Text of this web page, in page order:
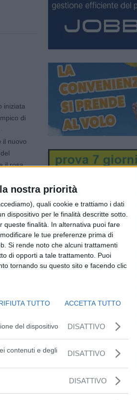
nostra priorità
quali cookie e trattiamo i dati
dispositivo per le finalità descritte sotto.
queste finalità. In alternativa puoi fare
le tue preferenze prima di
Si rende noto che alcuni trattamenti
di opporti a tale trattamento. Puoi
tornando su questo sito e facendo clic
TUTTO ACCETTA TUTTO
del dispositivo DISATTIVO
contenuti e degli
DISATTIVO
DISATTIVO
iniziata
di
il nuovo
il rosa
sempre
dal
e
sopra i
che la
la
-.
che
1 della
ultimi